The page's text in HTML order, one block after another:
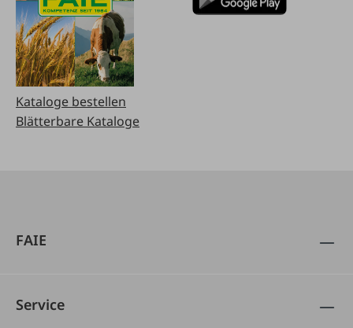
Kataloge bestellen
Blätterbare Kataloge
FAIE
Service